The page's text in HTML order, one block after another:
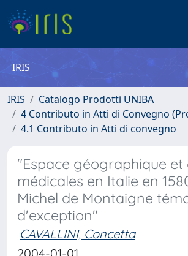
IRIS
IRIS
Catalogo Prodotti UNIBA
4 Contributo in Atti di Convegno
4.1 Contributo in Atti di convegno
"Espace géographique
médicales en Italie en
Michel de Montaigne
d'exception"
CAVALLINI, Concetta